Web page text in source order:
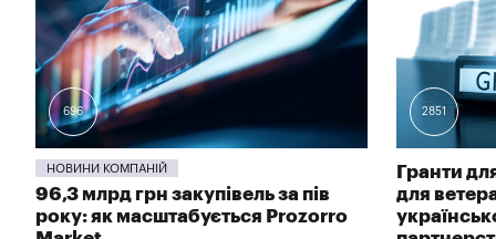
696
НОВИНИ КОМПАНІЙ
96,3 млрд грн закупівель за пів
року: як масштабується Prozorro
2851
Гранти
для